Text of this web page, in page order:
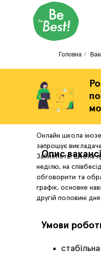
Головна /
Онлайн школа
запрошує
Зайнятість: школа
неділю, на
обговорити та
графік, основне
другій половині
Опис
Умови